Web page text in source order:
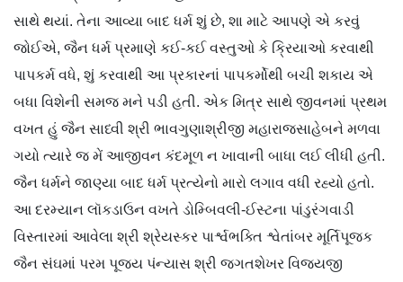
સાથે થયાં. તેના આવ્યા બાદ ધર્મ શું છે, શા માટે આપણે એ કરવું
જોઈએ, જૈન ધર્મ પ્રમાણે કઈ-કઈ વસ્તુઓ કે ક્રિયાઓ કરવાથી
પાપકર્મ વધે, શું કરવાથી આ પ્રકારનાં પાપકર્મોથી બચી શકાય એ
બધા વિશેની સમજ મને પડી હતી. એક મિત્ર સાથે જીવનમાં પ્રથમ
વખત હું જૈન સાધ્વી શ્રી ભાવગુણાશ્રીજી મહારાજસાહેબને મળવા
ગયો ત્યારે જ મેં આજીવન કંદમૂળ ન ખાવાની બાધા લઈ લીધી હતી.
જૈન ધર્મને જાણ્યા બાદ ધર્મ પ્રત્યેનો મારો લગાવ વધી રહ્યો હતો.
આ દરમ્યાન લૉકડાઉન વખતે ડોમ્બિવલી-ઈસ્ટના પાંડુરંગવાડી
વિસ્તારમાં આવેલા શ્રી શ્રેયસ્કર પાર્શ્વભક્તિ શ્વેતાંબર મૂર્તિપૂજક
જૈન સંઘમાં પરમ પૂજ્ય પંન્યાસ શ્રી જગતશેખર વિજયજી